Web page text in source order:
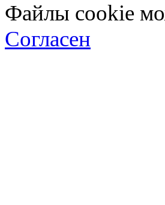
Файлы cookie
Согласен